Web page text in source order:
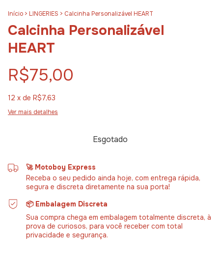
Início > LINGERIES > Calcinha Personalizável HEART
Calcinha Personalizável
HEART
R$75,00
12 x de R$7,63
Ver mais detalhes
🚀 Motoboy Express
Receba o seu pedido ainda hoje, com entrega rápida,
segura e discreta diretamente na sua porta!
📦 Embalagem Discreta
Sua compra chega em embalagem totalmente discreta, à
prova de curiosos, para você receber com total
privacidade e segurança.